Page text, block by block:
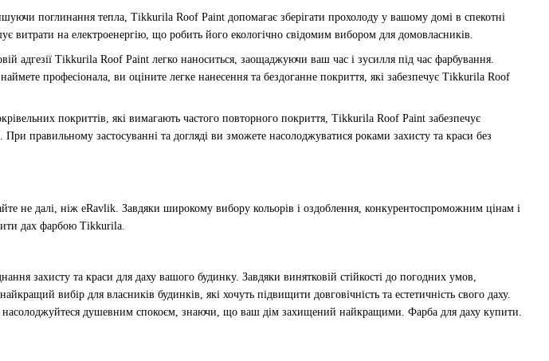
поглинання тепла, Tikkurila Roof Paint допомагає зберігати прохолоду у вашому домі в спекотні
витрати на електроенергію, що робить його екологічно свідомим вибором для домовласників.
адгезії Tikkurila Roof Paint легко наноситься, заощаджуючи ваш час і зусилля під час фарбування.
професіонала, ви оціните легке нанесення та бездоганне покриття, які забезпечує Tikkurila Roof
покриттів, які вимагають частого повторного покриття, Tikkurila Roof Paint забезпечує
правильному застосуванні та догляді ви зможете насолоджуватися роками захисту та краси без
далі, ніж eRavlik. Завдяки широкому вибору кольорів і оздоблення, конкурентоспроможним цінам і
дах фарбою Tikkurila.
захисту та краси для даху вашого будинку. Завдяки винятковій стійкості до погодних умов,
вибір для власників будинків, які хочуть підвищити довговічність та естетичність свого даху.
насолоджуйтеся душевним спокоєм, знаючи, що ваш дім захищений найкращими. Фарба для даху купити.